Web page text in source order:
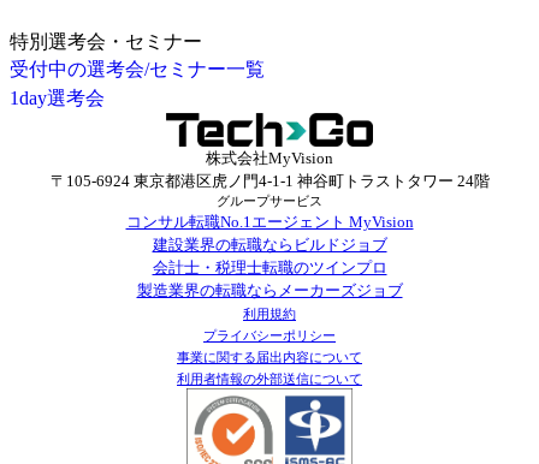
特別選考会・セミナー
受付中の選考会/セミナー一覧
1day選考会
株式会社MyVision
〒105-6924 東京都港区虎ノ門4-1-1 神谷町トラストタワー 24階
グループサービス
コンサル転職No.1エージェント MyVision
建設業界の転職ならビルドジョブ
会計士・税理士転職のツインプロ
製造業界の転職ならメーカーズジョブ
利用規約
プライバシーポリシー
事業に関する届出内容について
利用者情報の外部送信について